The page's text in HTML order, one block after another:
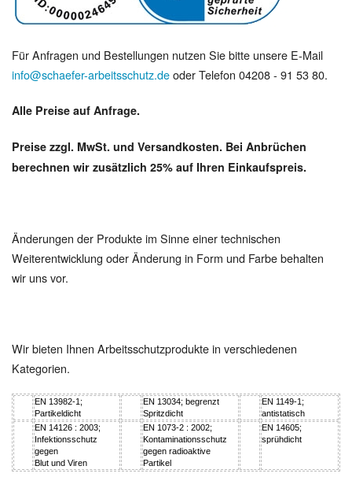
Für Anfragen und Bestellungen nutzen Sie bitte unsere E-Mail
info@schaefer-arbeitsschutz.deoder Telefon 04208 - 91 53 80.
Alle Preise auf Anfrage.
Preise zzgl. MwSt. und Versandkosten. Bei Anbrüchen
berechnen wir zusätzlich 25% auf Ihren Einkaufspreis.
Änderungen der Produkte im Sinne einer technischen
Weiterentwicklung oder Änderung in Form und Farbe behalten
wir uns vor.
Wir bieten Ihnen Arbeitsschutzprodukte in verschiedenen
Kategorien.
EN 13982-1;
Partikeldicht
EN 13034; begrenzt
Spritzdicht
EN 1149-1;
antistatisch
EN 14126 : 2003;
Infektionsschutz
gegen
Blut und Viren
EN 1073-2 : 2002;
Kontaminationsschutz
gegen radioaktive
Partikel
EN 14605;
sprühdicht